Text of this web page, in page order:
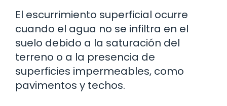
El escurrimiento superficial ocurre
cuando el agua no se infiltra en el
suelo debido a la saturación del
terreno o a la presencia de
superficies impermeables, como
pavimentos y techos.